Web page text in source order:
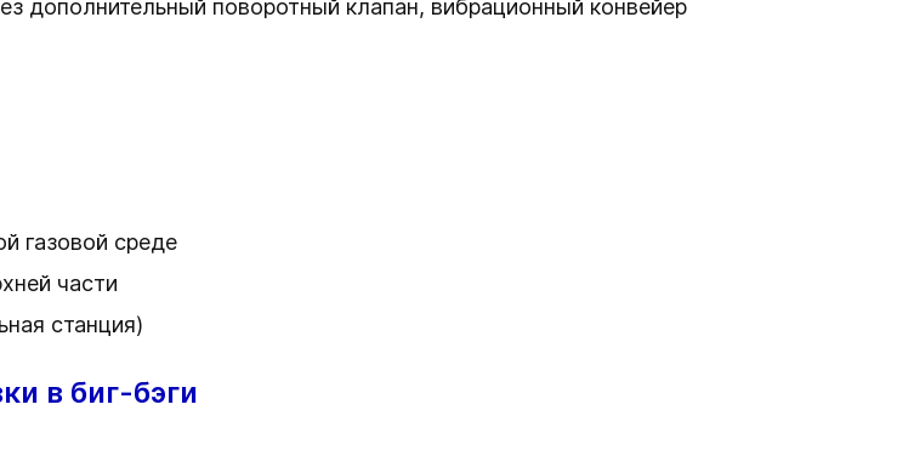
дополнительный поворотный клапан, вибрационный конвейер
газовой среде
части
станция)
в биг-бэги